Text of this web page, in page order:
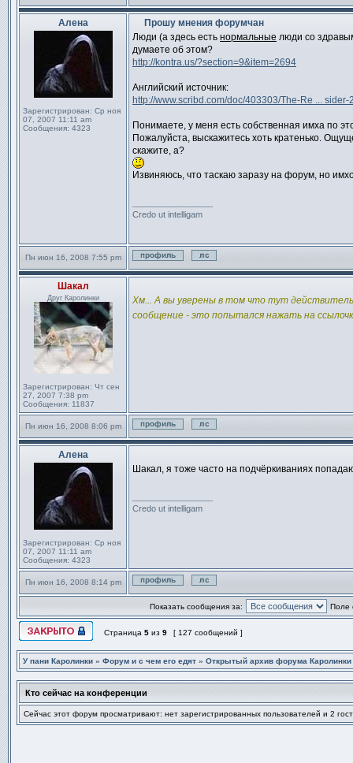
Профиль Отправить личное
Алена
Зарегистрирован: Ср ноя
07, 2007 11:11 am
Сообщения: 4323
Сообщение
Прошу мнения форумчан
Люди (а здесь есть нормальные люди со
думаете об этом?
http://kontra.us/?section=9&item=2694
Английский источник:
http://www.scribd.com/doc/403303/The-Re ... sider-
Понимаете, у меня есть собственная имха по
Пожалуйста, выскажитесь хоть кратенько.
скажите, а?
Извиняюсь, что таскаю заразу на форум, но
Credo ut intelligam
Пн июн 16, 2008 7:55 pm
Профиль
Отправить личное
Шакал
Друг Каролинки
Зарегистрирован: Чт сен
27, 2007 7:38 pm
Сообщения: 11837
Сообщение
Хм... А вы уверены в том что тут
сообщение - это попытался нажать на
Пн июн 16, 2008 8:06 pm
Профиль
Отправить личное
Алена
Зарегистрирован: Ср ноя
07, 2007 11:11 am
Сообщения: 4323
Шакал, я тоже часто на подчёркиваниях
Credo ut intelligam
Пн июн 16, 2008 8:14 pm
Профиль
Отправить личное
Показать сообщения за:
Поле
Страница 5 из 9 [ 127 сообщений ]
У пани Каролинки » Форум и с чем его едят » Открытый архив форума Каролинки
Кто сейчас на конференции
Сейчас этот форум просматривают: нет зарегистрированных пользователей и 2